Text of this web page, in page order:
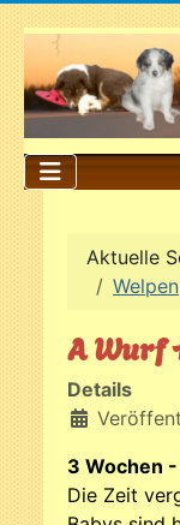
Aktuelle
Welpen
A Wurf
Details
3 Wochen
Die Zeit